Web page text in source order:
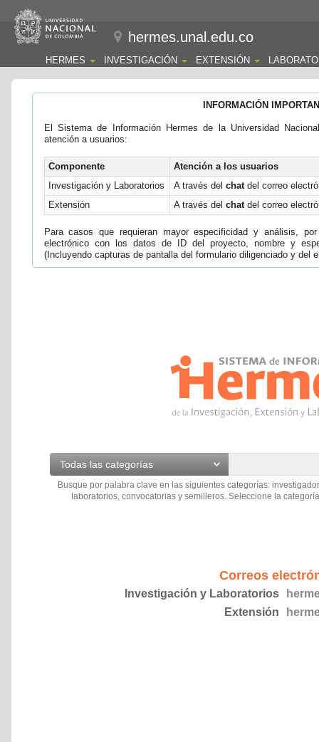
hermes.unal.edu.co
HERMES INVESTIGACIÓN EXTENSIÓN
INFORMACIÓN
El Sistema de Información Hermes de la Universidad
atención a usuarios:
Componente
Atención a los usuarios
Investigación y Laboratorios
A través del chatdel correo
Extensión
A través del chatdel correo
Para casos que requieran mayor especificidad y análisis,
electrónico con los datos de ID del proyecto, nombre y
(Incluyendo capturas de pantalla del formulario diligenciado y del
Todas las categorías
Busque por palabra clave en las siguientes categorías:
laboratorios, convocatorias y semilleros. Seleccione la
Correos
Investigación y Laboratorios
Extensión